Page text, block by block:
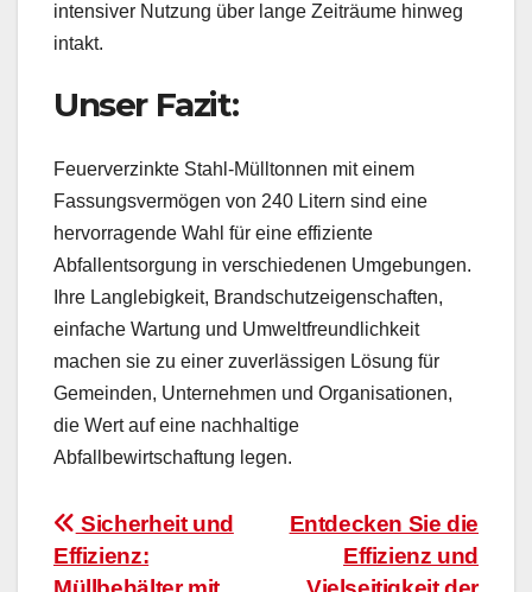
intensiver Nutzung über lange Zeiträume hinweg
intakt.
Unser Fazit:
Feuerverzinkte Stahl-Mülltonnen mit einem
Fassungsvermögen von 240 Litern sind eine
hervorragende Wahl für eine effiziente
Abfallentsorgung in verschiedenen Umgebungen.
Ihre Langlebigkeit, Brandschutzeigenschaften,
einfache Wartung und Umweltfreundlichkeit
machen sie zu einer zuverlässigen Lösung für
Gemeinden, Unternehmen und Organisationen,
die Wert auf eine nachhaltige
Abfallbewirtschaftung legen.
Beitragsnavigation
Entdecken Sie die
Effizienz und
Sicherheit und
Effizienz: